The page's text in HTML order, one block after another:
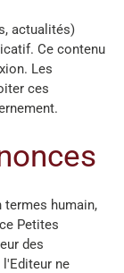
actualités)
Ce contenu
Les
ces
termes humain,
Petites
des
ne